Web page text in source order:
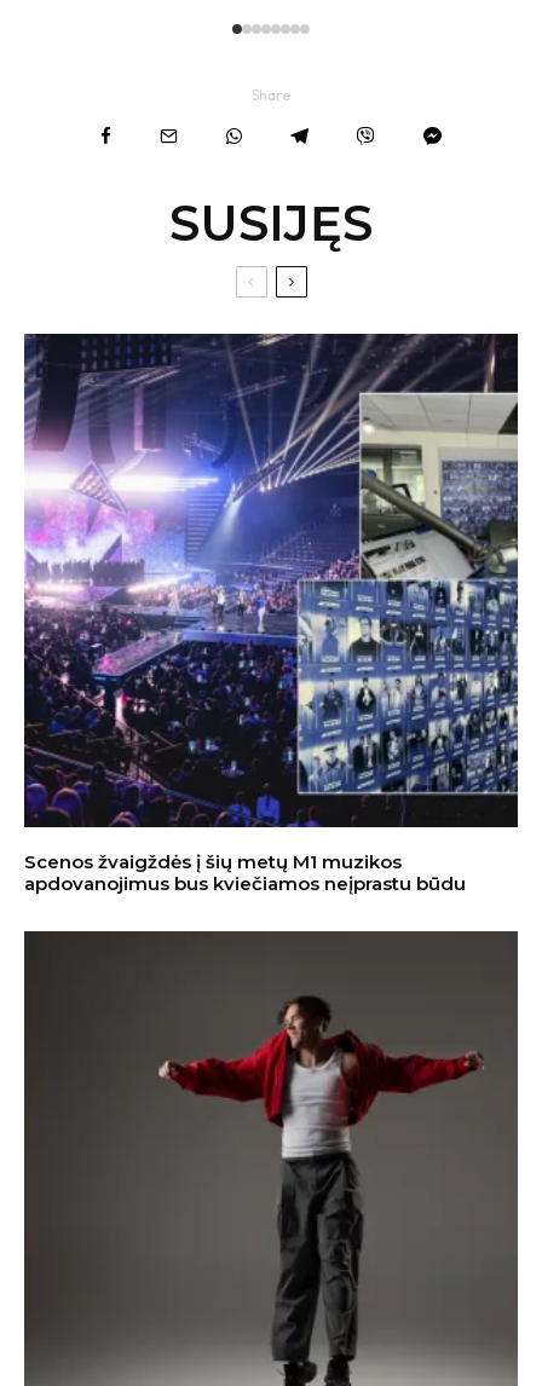
Share
SUSIJĘS
Scenos žvaigždės į šių metų M1 muzikos
apdovanojimus bus kviečiamos neįprastu būdu